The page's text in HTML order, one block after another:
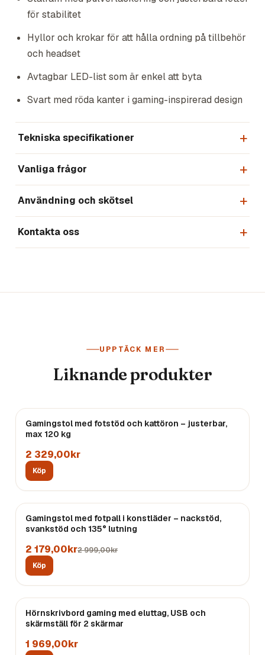
för stabilitet
Hyllor och krokar för att hålla ordning på tillbehör
och headset
Avtagbar LED-list som är enkel att byta
Svart med röda kanter i gaming-inspirerad design
Tekniska specifikationer
Vanliga frågor
Användning och skötsel
Kontakta oss
UPPTÄCK MER
Liknande produkter
Gamingstol med fotstöd och kattöron – justerbar,
max 120 kg
2 329,00kr
Köp
REA
Gamingstol med fotpall i konstläder – nackstöd,
svankstöd och 135° lutning
2 179,00kr2 999,00kr
Köp
Hörnskrivbord gaming med eluttag, USB och
skärmställ för 2 skärmar
1 969,00kr